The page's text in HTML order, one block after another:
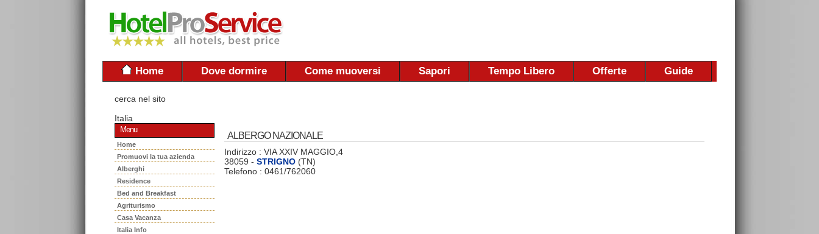
Home Dove dormire Come muoversi Sapori Tempo Libero Offerte Guide
cerca nel sito
Italia
Menu
Home
Promuovi la tua azienda
Alberghi
Residence
Bed and Breakfast
Agriturismo
Casa Vacanza
Italia Info
ALBERGO NAZIONALE
Indirizzo : VIA XXIV MAGGIO,4
38059 - STRIGNO (TN)
Telefono : 0461/762060